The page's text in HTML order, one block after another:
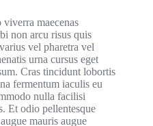
maecenas
non arcu risus quis
vel pharetra vel
urna cursus eget
Cras tincidunt lobortis
fermentum iaculis eu
nulla facilisi
Et odio pellentesque
mauris augue